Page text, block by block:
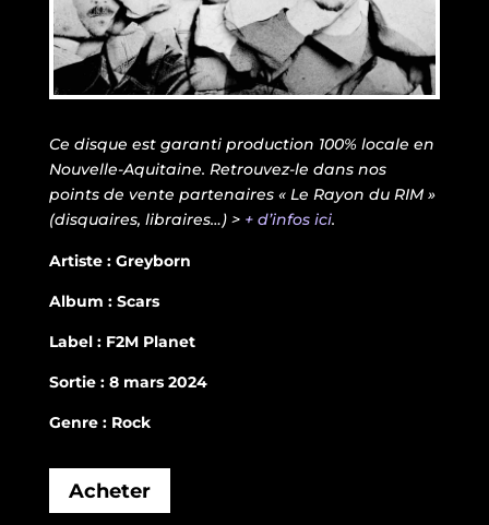
Ce disque est garanti production 100% locale en
Nouvelle-Aquitaine. Retrouvez-le dans nos
points de vente partenaires « Le Rayon du RIM »
(disquaires, libraires…) > + d’infos ici.
Artiste : Greyborn
Album : Scars
Label : F2M Planet
Sortie : 8 mars 2024
Genre : Rock
Acheter